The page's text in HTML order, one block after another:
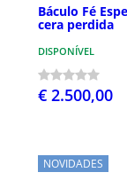
Báculo Fé
cera perdida
DISPONÍVEL
€ 2.500,00
NOVIDADES